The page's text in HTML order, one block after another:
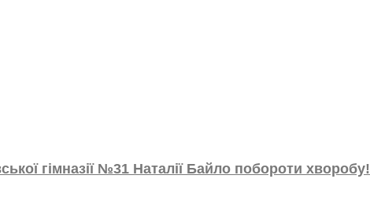
гімназії №31 Наталії Байло побороти хворобу!